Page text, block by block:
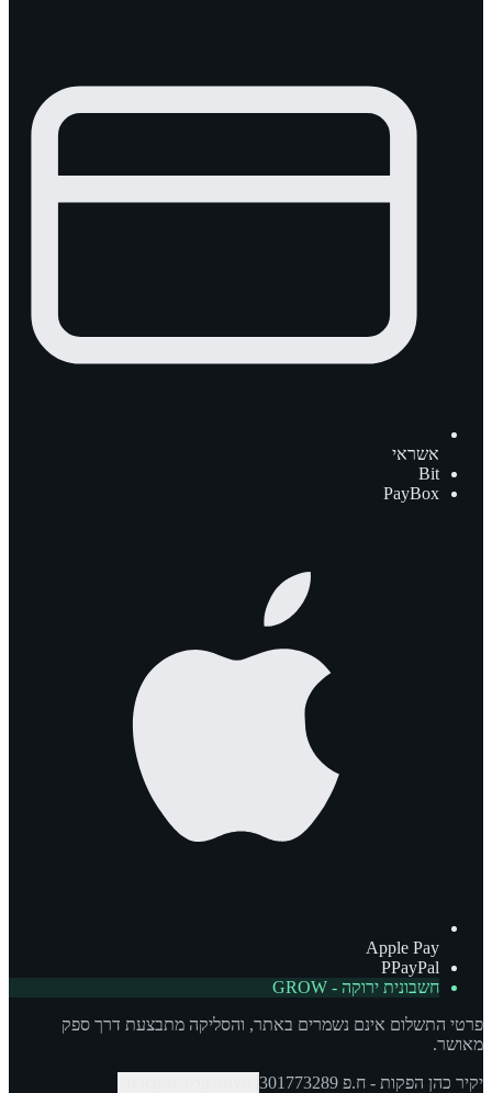
אשראי
Bit
PayBox
Apple Pay
PPayPal
חשבונית ירוקה - GROW
פרטי התשלום אינם נשמרים באתר, והסליקה מתבצעת דרך ספק
מאושר.
יקיר כהן הפקות - ח.פ 301773289